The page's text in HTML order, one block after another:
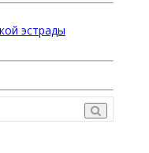
эстрады